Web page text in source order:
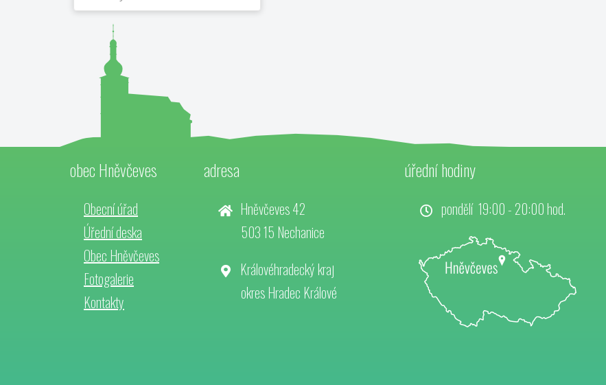
obec Hněvčeves
Obecní úřad
Úřední deska
Obec Hněvčeves
Fotogalerie
Kontakty
adresa
Hněvčeves 42
503 15 Nechanice
Královéhradecký kraj
okres Hradec Králové
úřední hodiny
pondělí 19:00 - 20:00 hod.